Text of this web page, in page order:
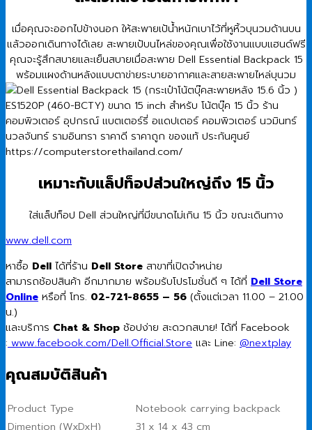
เมื่อคุณจะออกไปข้างนอก ให้สะพายเป้น้ำหนักเบาไว้ที่หูหิ้วบุนวมด้านบน
แล้วออกเดินทางได้เลย สะพายเป้บนไหล่ของคุณเพื่อใช้งานแบบแฮนด์ฟรี
คุณจะรู้สึกสบายและเย็นสบายเมื่อสะพาย Dell Essential Backpack 15
พร้อมแผงด้านหลังแบบตาข่ายระบายอากาศและสายสะพายไหล่บุนวม
เหมาะกับแล็ปท็อปส่วนใหญ่ถึง 15 นิ้ว
ใส่แล็ปท็อป Dell ส่วนใหญ่ที่มีขนาดไม่เกิน 15 นิ้ว ขณะเดินทาง
www.dell.com
หาซื้อ Dell ได้ที่ร้าน Dell Store สาขาที่เปิดจำหน่าย
สามารถช้อปสินค้า อีกมากมาย พร้อมรับโปรโมชั่นดี ๆ ได้ที่ Dell Store
Online หรือที่ โทร. 02-721-8655 – 56 (ตั้งแต่เวลา 11.00 – 21.00
น.)
และบริการ Chat & Shop ช้อปง่าย สะดวกสบาย! ได้ที่ Facebook
: www.facebook.com/Dell.Official.Store และ Line: @nextplay
คุณสมบัติสินค้า
Product Type
Notebook carrying backpack
Dimention (WxDxH)
31 x 14 x 43 cm